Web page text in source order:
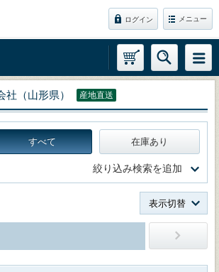
ログイン メニュー
社（山形県） 産地直送
すべて 在庫あり
絞り込み検索を追加
表示切替